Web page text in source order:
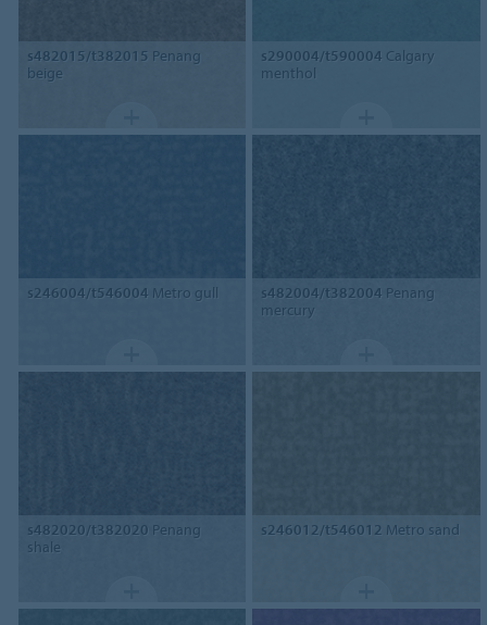
s482015/t382015 Penang
beige
s290004/t590004 Calgary
menthol
s246004/t546004 Metro gull s482004/t382004 Penang
mercury
s482020/t382020 Penang
shale
s246012/t546012 Metro sand